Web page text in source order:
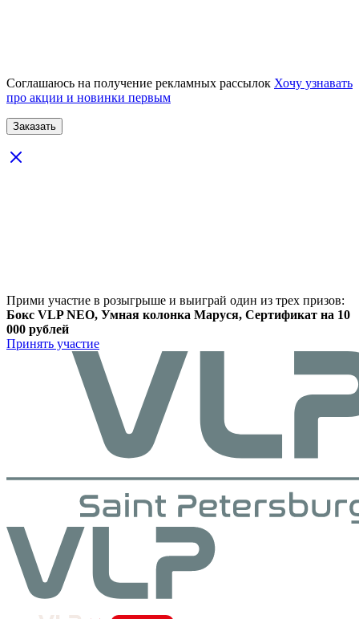
Соглашаюсь на получение рекламных рассылок Хочу узнавать
про акции и новинки первым
Прими участие в розыгрыше и выиграй один из трех призов:
Бокс VLP NEO, Умная колонка Маруся, Сертификат на 10
000 рублей
Принять участие